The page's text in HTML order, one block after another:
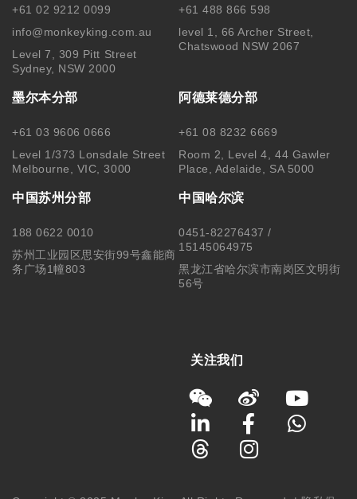
+61 02 9212 0099
info@monkeyking.com.au
Level 7, 309 Pitt Street
Sydney, NSW 2000
+61 488 866 598
level 1, 66 Archer Street,
Chatswood NSW 2067
墨尔本分部
+61 03 9606 0666
Level 1/373 Lonsdale Street
Melbourne, VIC, 3000
阿德莱德分部
+61 08 8232 6669
Room 2, Level 4, 44 Gawler
Place, Adelaide, SA 5000
中国苏州分部
188 0622 0010
苏州工业园区思安街99号鑫能商
务广场1幢803
中国哈尔滨
0451-82276437 /
15145064975
黑龙江省哈尔滨市南岗区文明街
56号
关注我们